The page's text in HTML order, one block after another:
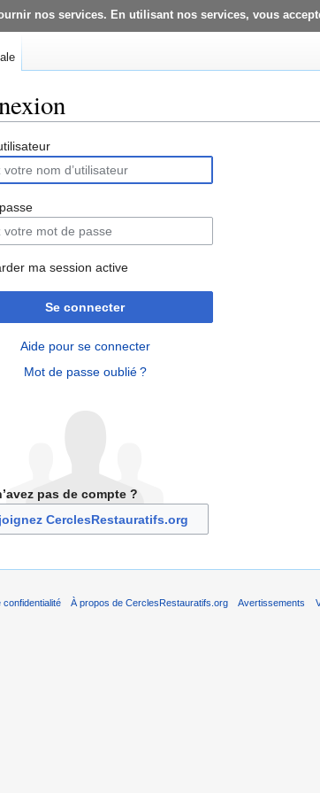
nos services. En utilisant nos services, vous
ma session active
Se connecter
Aide pour se connecter
Mot de passe oublié ?
pas de compte ?
CerclesRestauratifs.org
confidentialité À propos de CerclesRestauratifs.org Avertissements